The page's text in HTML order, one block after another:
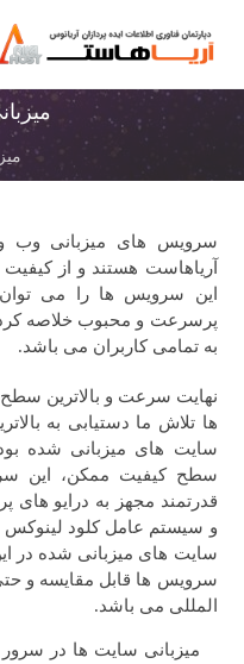
سرویس های میزبانی وب
آریاهاست هستند و از
این سرویس ها را می توان
پرسرعت و محبوب خلاصه
به تمامی کاربران می باشد.
نهایت سرعت و بالاترین
ها تلاش ما دستیابی به
سایت های میزبانی شده
سطح کیفیت ممکن، این
و سیستم عامل کلود
سایت های میزبانی شده در
سرویس ها قابل مقایسه و
المللی می باشد.